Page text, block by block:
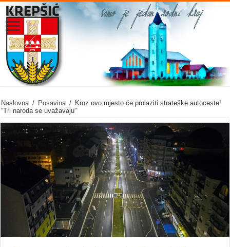
Naslovna / Posavina / Kroz ovo mjesto će prolaziti strateške autoceste!
“Tri naroda se uvažavaju”